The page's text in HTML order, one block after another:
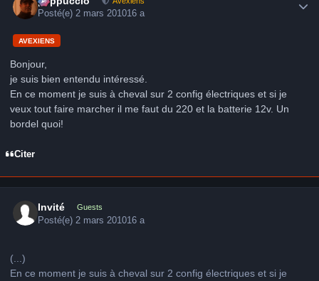
Posté(e)2 mars 201016 a
AVEXIENS
Bonjour,
je suis bien entendu intéressé.
En ce moment je suis à cheval sur 2 config électriques et si je
veux tout faire marcher il me faut du 220 et la batterie 12v. Un
bordel quoi!
Citer
Invité Guests
Posté(e) 2 mars 201016 a
(...)
En ce moment je suis à cheval sur 2 config électriques et si je